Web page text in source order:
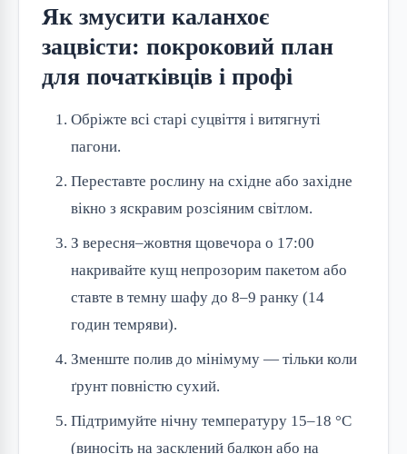
Як змусити каланхоє
зацвісти: покроковий план
для початківців і профі
Обріжте всі старі суцвіття і витягнуті
пагони.
Переставте рослину на східне або західне
вікно з яскравим розсіяним світлом.
З вересня–жовтня щовечора о 17:00
накривайте кущ непрозорим пакетом або
ставте в темну шафу до 8–9 ранку (14
годин темряви).
Зменште полив до мінімуму — тільки коли
ґрунт повністю сухий.
Підтримуйте нічну температуру 15–18 °C
(виносіть на засклений балкон або на